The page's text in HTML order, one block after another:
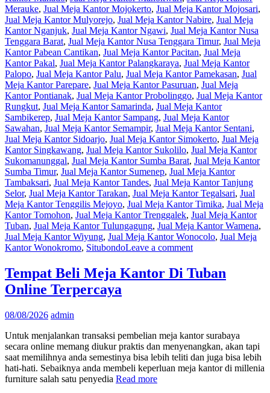
Merauke, Jual Meja Kantor Mojokerto, Jual Meja Kantor Mojosari,
Jual Meja Kantor Mulyorejo, Jual Meja Kantor Nabire, Jual Meja
Kantor Nganjuk, Jual Meja Kantor Ngawi, Jual Meja Kantor Nusa
Tenggara Barat, Jual Meja Kantor Nusa Tenggara Timur, Jual Meja
Kantor Pabean Cantikan, Jual Meja Kantor Pacitan, Jual Meja
Kantor Pakal, Jual Meja Kantor Palangkaraya, Jual Meja Kantor
Palopo, Jual Meja Kantor Palu, Jual Meja Kantor Pamekasan, Jual
Meja Kantor Parepare, Jual Meja Kantor Pasuruan, Jual Meja
Kantor Pontianak, Jual Meja Kantor Probolinggo, Jual Meja Kantor
Rungkut, Jual Meja Kantor Samarinda, Jual Meja Kantor
Sambikerep, Jual Meja Kantor Sampang, Jual Meja Kantor
Sawahan, Jual Meja Kantor Semampir, Jual Meja Kantor Sentani,
Jual Meja Kantor Sidoarjo, Jual Meja Kantor Simokerto, Jual Meja
Kantor Singkawang, Jual Meja Kantor Sukolilo, Jual Meja Kantor
Sukomanunggal, Jual Meja Kantor Sumba Barat, Jual Meja Kantor
Sumba Timur, Jual Meja Kantor Sumenep, Jual Meja Kantor
Tambaksari, Jual Meja Kantor Tandes, Jual Meja Kantor Tanjung
Selor, Jual Meja Kantor Tarakan, Jual Meja Kantor Tegalsari, Jual
Meja Kantor Tenggilis Mejoyo, Jual Meja Kantor Timika, Jual Meja
Kantor Tomohon, Jual Meja Kantor Trenggalek, Jual Meja Kantor
Tuban, Jual Meja Kantor Tulungagung, Jual Meja Kantor Wamena,
Jual Meja Kantor Wiyung, Jual Meja Kantor Wonocolo, Jual Meja
Kantor Wonokromo, SitubondoLeave a comment
Tempat Beli Meja Kantor Di Tuban
Online Terpercaya
08/08/2026 admin
Untuk menjalankan transaksi pembelian meja kantor surabaya
secara online memang diukur praktis dan menyenangkan, akan tapi
saat memilihnya anda semestinya bisa lebih teliti dan juga bisa lebih
hati-hati. Sebaiknya anda membeli keperluan meja kantor di millenia
furniture salah satu penyedia Read more